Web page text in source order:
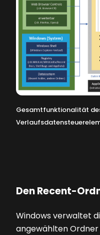
Gesamtfunktionalität
Den Recent-
Windows verwaltet
angewählten